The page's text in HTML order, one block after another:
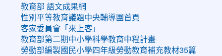
教育部 語文成果網
性別平等教育議題中央輔導團首頁
客家委員會「來上客」
教育部第二期中小學科學教育中程計畫
勞動部編製國民小學四年級勞動教育補充教材35篇